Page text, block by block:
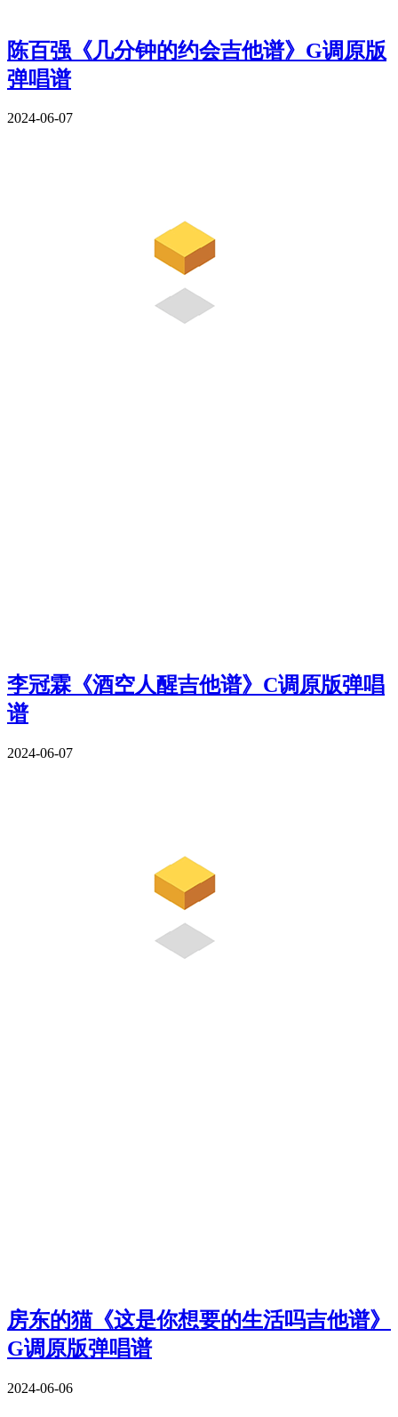
陈百强《几分钟的约会吉他谱》G调原版
弹唱谱
2024-06-07
李冠霖《酒空人醒吉他谱》C调原版弹唱
谱
2024-06-07
房东的猫《这是你想要的生活吗吉他谱》
G调原版弹唱谱
2024-06-06